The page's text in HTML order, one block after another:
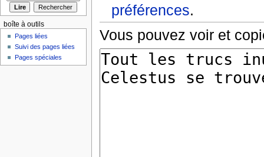
préférences.
Vous pouvez voir et
boîte à outils
Pages liées
Suivi des pages liées
Pages spéciales